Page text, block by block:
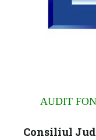
AUDIT
Consiliul